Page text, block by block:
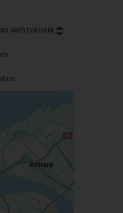
AMSTERDAM